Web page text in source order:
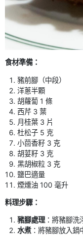
食材準備：
豬前腳（中段）
洋蔥半顆
胡蘿蔔 1 條
西芹 3 葉
月桂葉 3 片
杜松子 5 克
小茴香籽 3 克
胡荽籽 3 克
黑胡椒粒 3 克
鹽巴適量
煙燻油 100 毫升
料理步驟：
豬腳處理：將豬腳洗
水煮：將豬腳放入鍋